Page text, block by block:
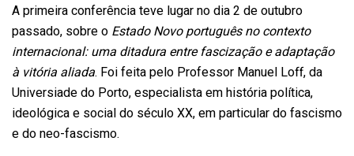
A primeira conferência teve lugar no dia 2 de outubro
passado, sobre o Estado Novo português no contexto
internacional: uma ditadura entre fascização e adaptação
à vitória aliada. Foi feita pelo Professor Manuel Loff, da
Universiade do Porto, especialista em história política,
ideológica e social do século XX, em particular do fascismo
e do neo-fascismo.